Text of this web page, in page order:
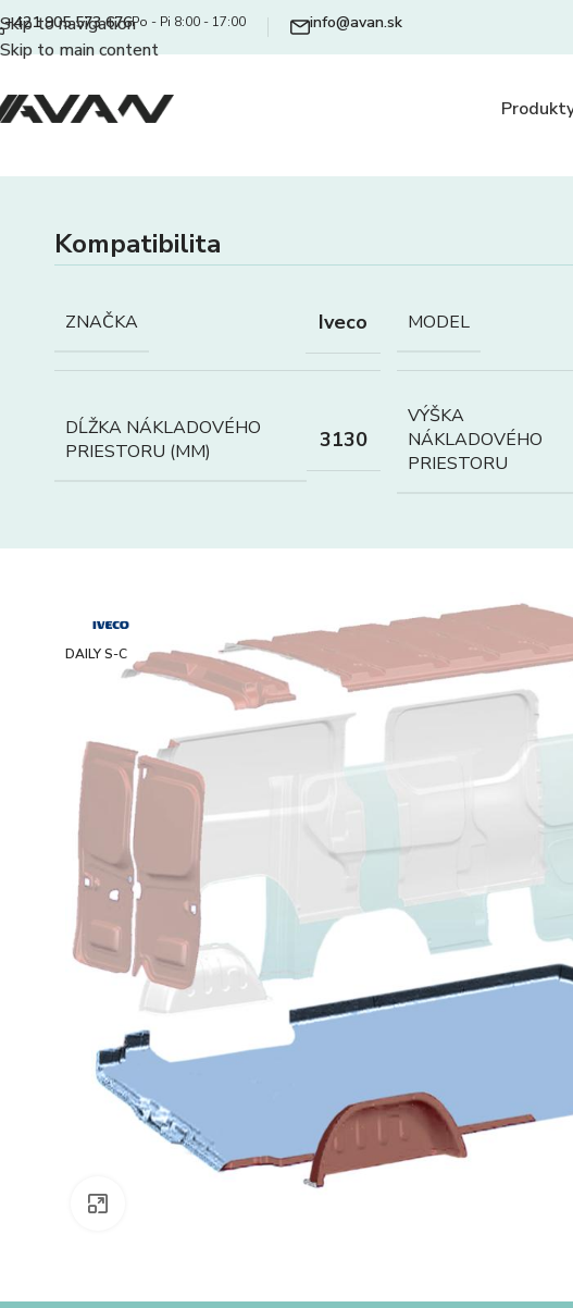
Skip to navigation
Skip to main content
+421 905 573 676Po - Pi 8:00 - 17:00 info@avan.sk
Kompatibilita
ZNAČKA Iveco MODEL
DĹŽKA NÁKLADOVÉHO
PRIESTORU (MM)
3130
VÝŠKA
NÁKLADOVÉHO
PRIESTORU
DAILY S-C